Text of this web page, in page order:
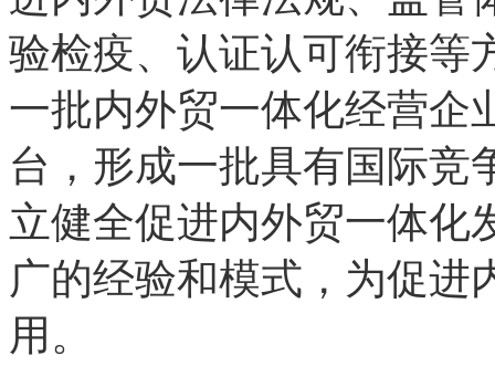
验检疫、认证认可衔接等
一批内外贸一体化经营企
台，形成一批具有国际竞
立健全促进内外贸一体化
广的经验和模式，为促进
用。